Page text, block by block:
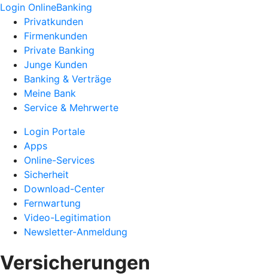
Login OnlineBanking
Privatkunden
Firmenkunden
Private Banking
Junge Kunden
Banking & Verträge
Meine Bank
Service & Mehrwerte
Login Portale
Apps
Online-Services
Sicherheit
Download-Center
Fernwartung
Video-Legitimation
Newsletter-Anmeldung
Versicherungen